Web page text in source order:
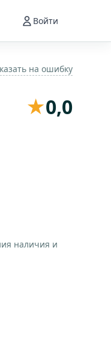
Войти
на ошибку
★0,0
наличия и